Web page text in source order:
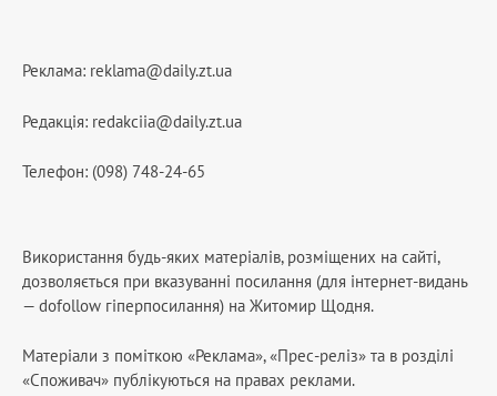
Реклама: reklama@daily.zt.ua
Редакція: redakciia@daily.zt.ua
Телефон: (098) 748-24-65
Використання будь-яких матеріалів, розміщених на сайті,
дозволяється при вказуванні посилання (для інтернет-видань
— dofollow гіперпосилання) на Житомир Щодня.
Матеріали з поміткою «Реклама», «Прес-реліз» та в розділі
«Споживач» публікуються на правах реклами.